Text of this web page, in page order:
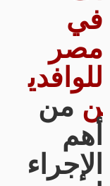
في
مصر
للوافدي
ن من
أهم
الإجراء